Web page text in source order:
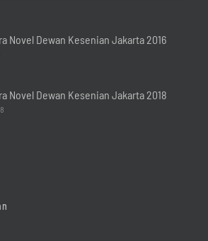
Novel Dewan Kesenian Jakarta 2016
Novel Dewan Kesenian Jakarta 2018